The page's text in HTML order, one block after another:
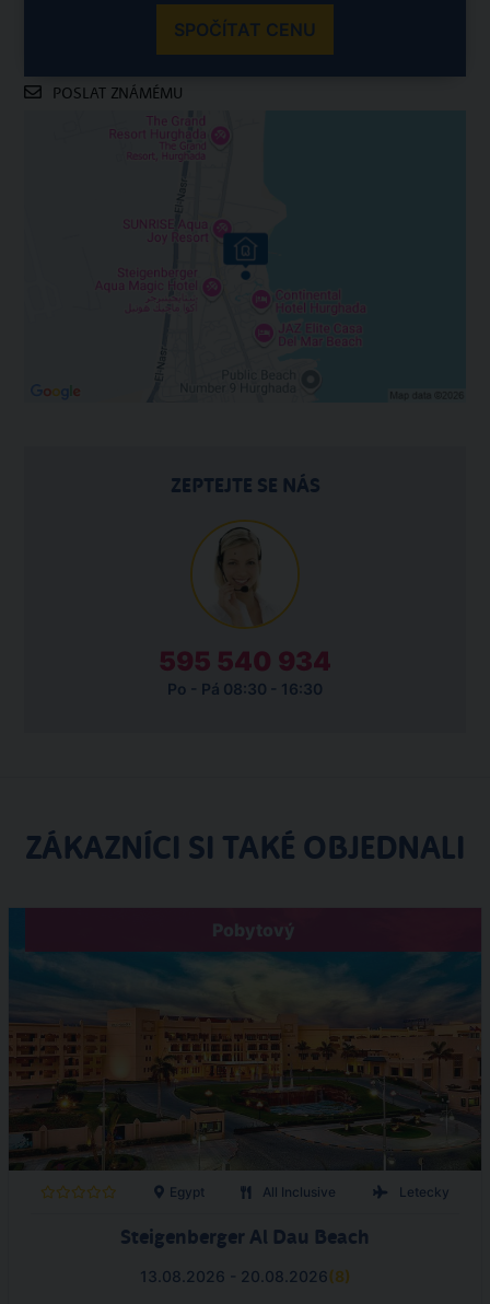
SPOČÍTAT CENU
POSLAT ZNÁMÉMU
ZEPTEJTE SE NÁS
595 540 934
Po - Pá 08:30 - 16:30
ZÁKAZNÍCI SI TAKÉ OBJEDNALI
Pobytový
Egypt All Inclusive Letecky
Steigenberger Al Dau Beach
13.08.2026 - 20.08.2026(8)